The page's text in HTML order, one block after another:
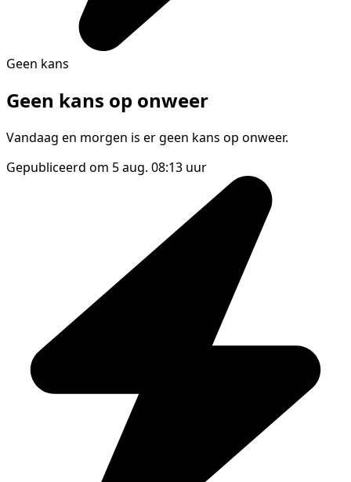
Geen kans
Geen kans op onweer
Vandaag en morgen is er geen kans op onweer.
Gepubliceerd om 5 aug. 08:13 uur